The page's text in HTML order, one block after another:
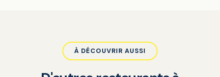
À DÉCOUVRIR AUSSI